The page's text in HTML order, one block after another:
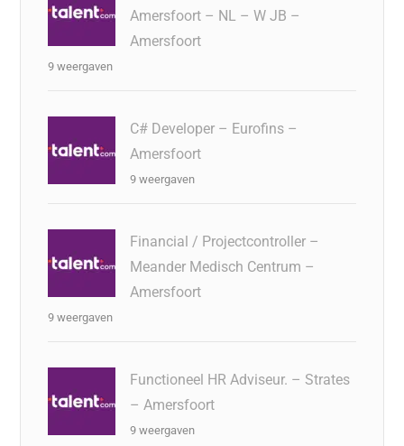
Amersfoort – NL – W JB –
Amersfoort
9 weergaven
C# Developer – Eurofins –
Amersfoort
9 weergaven
Financial / Projectcontroller –
Meander Medisch Centrum –
Amersfoort
9 weergaven
Functioneel HR Adviseur. – Strates
– Amersfoort
9 weergaven